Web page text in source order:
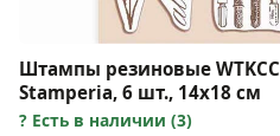
Штампы резиновые
Stamperia, 6 шт., 14х18 см
Есть в наличии (3)